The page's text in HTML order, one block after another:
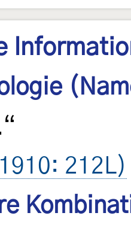
212L)